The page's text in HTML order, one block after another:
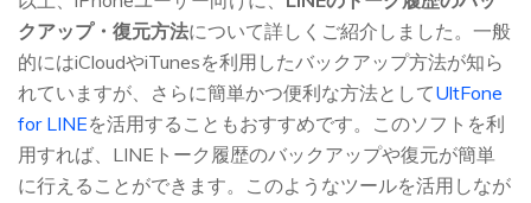
クアップ・復元方法について詳しくご紹介しました。一般
的にはiCloudやiTunesを利用したバックアップ方法が知ら
れていますが、さらに簡単かつ便利な方法としてUltFone
for LINEを活用することもおすすめです。このソフトを利
用すれば、LINEトーク履歴のバックアップや復元が簡単
に行えることができます。このようなツールを活用しなが